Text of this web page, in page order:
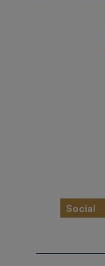
Social